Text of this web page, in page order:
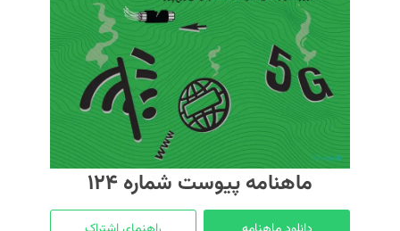
ماهنامه پیوست شماره ۱۲۴